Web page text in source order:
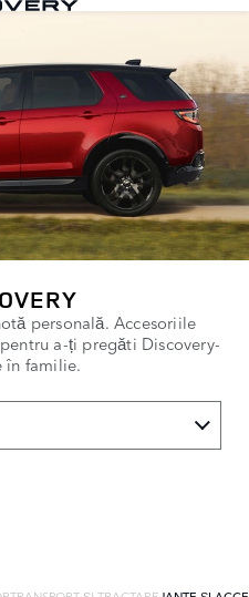
personală. Accesoriile
a-ți pregăti Discovery-
în familie.